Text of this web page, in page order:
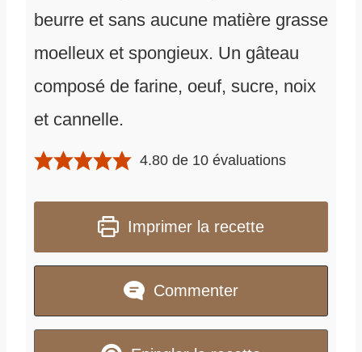
beurre et sans aucune matière grasse
moelleux et spongieux. Un gâteau
composé de farine, oeuf, sucre, noix
et cannelle.
4.80 de 10 évaluations
Imprimer la recette
Commenter